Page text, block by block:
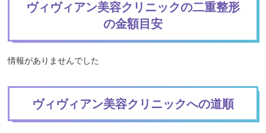
ヴィヴィアン美容クリニックの二重整形
の金額目安
情報がありませんでした
ヴィヴィアン美容クリニックへの道順